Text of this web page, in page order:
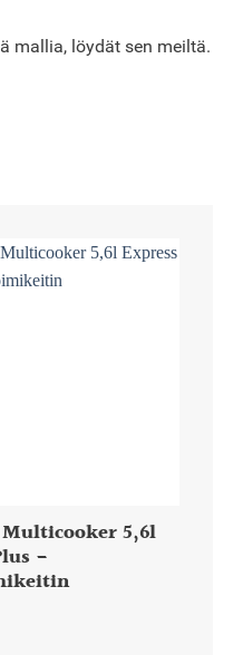
mallia, löydät sen meiltä.
5,6l
-